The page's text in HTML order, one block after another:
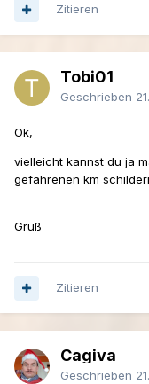
Zitieren
Tobi01
Geschrieben
Ok,
vielleicht kannst du ja
gefahrenen km
Gruß
Zitieren
Cagiva
Geschrieben